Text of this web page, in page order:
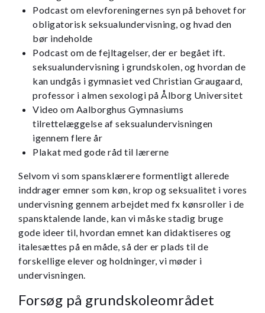
Podcast om elevforeningernes syn på behovet for
obligatorisk seksualundervisning, og hvad den
bør indeholde
Podcast om de fejltagelser, der er begået ift.
seksualundervisning i grundskolen, og hvordan de
kan undgås i gymnasiet ved Christian Graugaard,
professor i almen sexologi på Ålborg Universitet
Video om Aalborghus Gymnasiums
tilrettelæggelse af seksualundervisningen
igennem flere år
Plakat med gode råd til lærerne
Selvom vi som spansklærere formentligt allerede
inddrager emner som køn, krop og seksualitet i vores
undervisning gennem arbejdet med fx kønsroller i de
spansktalende lande, kan vi måske stadig bruge
gode ideer til, hvordan emnet kan didaktiseres og
italesættes på en måde, så der er plads til de
forskellige elever og holdninger, vi møder i
undervisningen.
Forsøg på grundskoleområdet